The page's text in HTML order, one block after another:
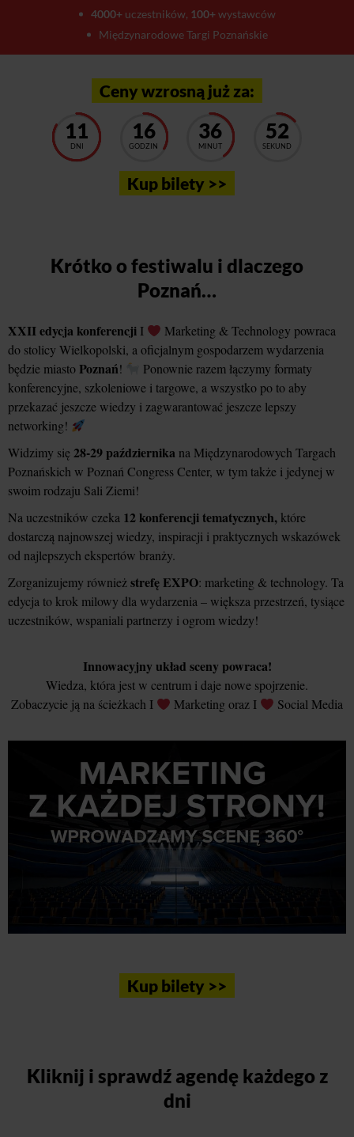
4000+uczestników, 100+wystawców
Międzynarodowe Targi Poznańskie
Ceny wzrosną już za:
11
DNI
16
GODZIN
36
MINUT
48
SEKUND
Kup bilety >>
Krótko o festiwalu i dlaczego
Poznań…
XXII edycja konferencji I
Marketing & Technology powraca
do stolicy Wielkopolski, a oficjalnym gospodarzem wydarzenia
będzie miasto Poznań!
Ponownie razem łączymy formaty
konferencyjne, szkoleniowe i targowe, a wszystko po to aby
przekazać jeszcze wiedzy i zagwarantować jeszcze lepszy
networking!
Widzimy się28-29 października na Międzynarodowych Targach
Poznańskich w Poznań Congress Center, w tym także i jedynej w
swoim rodzaju Sali Ziemi!
Na uczestników czeka 12 konferencji tematycznych, które
dostarczą najnowszej wiedzy, inspiracji i praktycznych wskazówek
od najlepszych ekspertów branży.
Zorganizujemy równieżstrefę EXPO: marketing & technology. Ta
edycja to krok milowy dla wydarzenia – większa przestrzeń, tysiące
uczestników, wspaniali partnerzy i ogrom wiedzy!
Innowacyjny układ sceny powraca!
Wiedza, która jest w centrum i daje nowe spojrzenie.
Zobaczycie ją na ścieżkach I
Marketing oraz I Social Media
Kup bilety >>
Kliknij i sprawdź agendę każdego z
dni